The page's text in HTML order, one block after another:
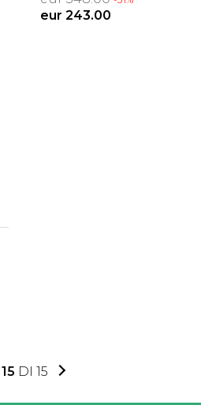
eur 243.00
15 DI 15